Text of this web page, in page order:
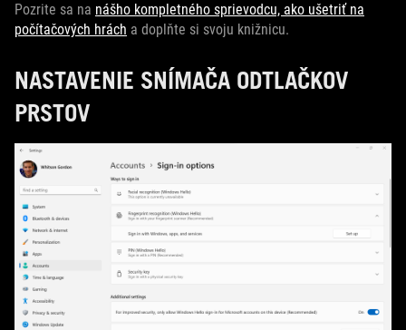
Pozrite sa na nášho kompletného sprievodcu, ako ušetriť na
počítačových hrách a doplňte si svoju knižnicu.
NASTAVENIE SNÍMAČA ODTLAČKOV
PRSTOV